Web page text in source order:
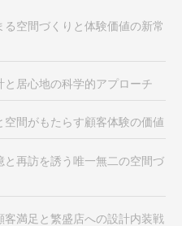
空間づくりと体験価値の新常
居心地の科学的アプローチ
間がもたらす顧客体験の価値
再訪を誘う唯一無二の空間づ
満足と繁盛店への設計内装戦